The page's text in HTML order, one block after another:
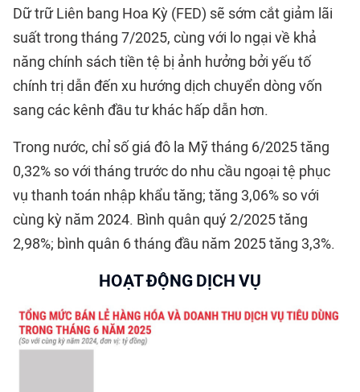
Dữ trữ Liên bang Hoa Kỳ (FED) sẽ sớm cắt giảm lãi
suất trong tháng 7/2025, cùng với lo ngại về khả
năng chính sách tiền tệ bị ảnh hưởng bởi yếu tố
chính trị dẫn đến xu hướng dịch chuyển dòng vốn
sang các kênh đầu tư khác hấp dẫn hơn.
Trong nước, chỉ số giá đô la Mỹ tháng 6/2025 tăng
0,32% so với tháng trước do nhu cầu ngoại tệ phục
vụ thanh toán nhập khẩu tăng; tăng 3,06% so với
cùng kỳ năm 2024. Bình quân quý 2/2025 tăng
2,98%; bình quân 6 tháng đầu năm 2025 tăng 3,3%.
HOẠT ĐỘNG DỊCH VỤ